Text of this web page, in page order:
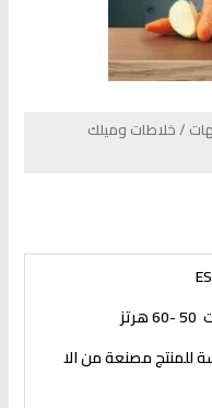
/خلاطات وميلك
للمنتج مصنعة من الا